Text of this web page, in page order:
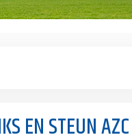
EN STEUN AZC